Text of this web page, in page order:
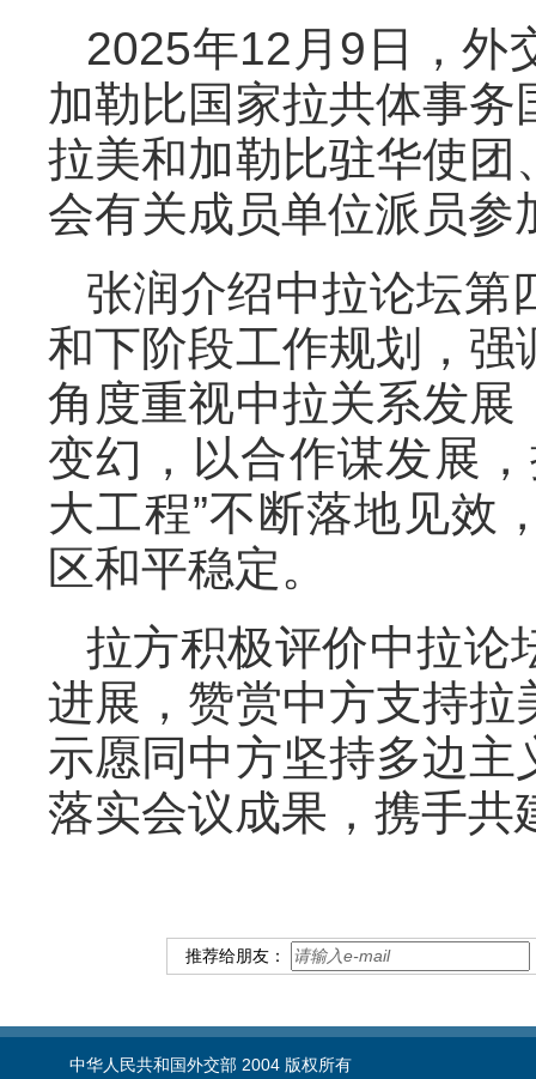
2025年12月9日，外
加勒比国家拉共体事
拉美和加勒比驻华使
会有关成员单位派员参
张润介绍中拉论坛第
和下阶段工作规划，
角度重视中拉关系发
变幻，以合作谋发展
大工程”不断落地见效
区和平稳定。
拉方积极评价中拉论
进展，赞赏中方支持
示愿同中方坚持多边
落实会议成果，携手共
推荐给朋友：
中华人民共和国外交部 2004 版权所有